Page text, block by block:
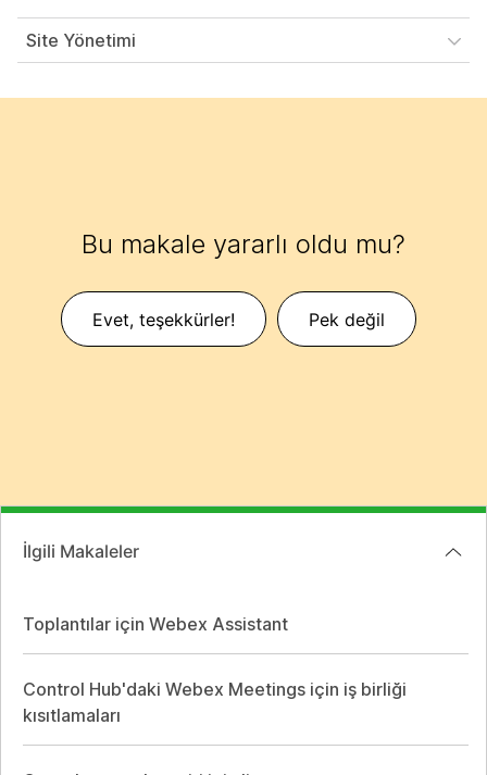
Site Yönetimi
Bu makale yararlı oldu mu?
Evet, teşekkürler! Pek değil
İlgili Makaleler
Toplantılar için Webex Assistant
Control Hub'daki Webex Meetings için iş birliği
kısıtlamaları